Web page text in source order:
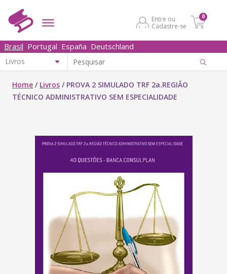
Entre ou
Cadastre-se
0
Brasil Portugal España Deutschland
Home / Livros / PROVA 2 SIMULADO TRF 2a.REGIÃO
TÉCNICO ADMINISTRATIVO SEM ESPECIALIDADE